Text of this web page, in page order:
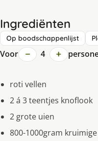
Ingrediënten
Op boodschappenlijst
Voor − 4 +
roti vellen
2 á 3 teentjes knoflook
2 grote uien
800-1000gram